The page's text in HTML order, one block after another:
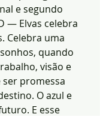
e segundo
— Elvas celebra
Celebra uma
quando
visão e
ser promessa
O azul e
E esse